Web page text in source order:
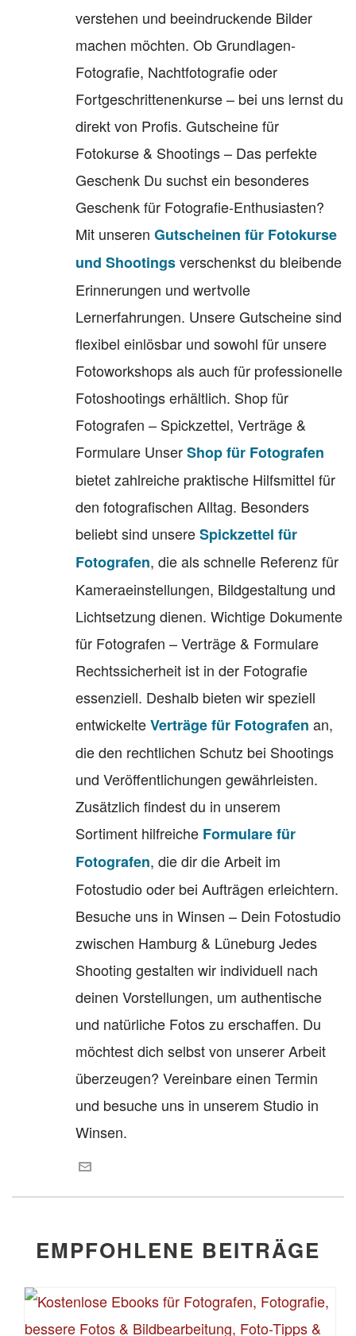
verstehen und beeindruckende Bilder
machen möchten. Ob Grundlagen-
Fotografie, Nachtfotografie oder
Fortgeschrittenenkurse – bei uns lernst du
direkt von Profis. Gutscheine für
Fotokurse & Shootings – Das perfekte
Geschenk Du suchst ein besonderes
Geschenk für Fotografie-Enthusiasten?
Mit unseren Gutscheinen für Fotokurse
und Shootingsverschenkst du bleibende
Erinnerungen und wertvolle
Lernerfahrungen. Unsere Gutscheine sind
flexibel einlösbar und sowohl für unsere
Fotoworkshops als auch für professionelle
Fotoshootings erhältlich. Shop für
Fotografen – Spickzettel, Verträge &
Formulare UnserShop für Fotografen
bietet zahlreiche praktische Hilfsmittel für
den fotografischen Alltag. Besonders
beliebt sind unsereSpickzettel für
Fotografen, die als schnelle Referenz für
Kameraeinstellungen, Bildgestaltung und
Lichtsetzung dienen. Wichtige Dokumente
für Fotografen – Verträge & Formulare
Rechtssicherheit ist in der Fotografie
essenziell. Deshalb bieten wir speziell
entwickelteVerträge für Fotografen an,
die den rechtlichen Schutz bei Shootings
und Veröffentlichungen gewährleisten.
Zusätzlich findest du in unserem
Sortiment hilfreiche Formulare für
Fotografen, die dir die Arbeit im
Fotostudio oder bei Aufträgen erleichtern.
Besuche uns in Winsen – Dein Fotostudio
zwischen Hamburg & Lüneburg Jedes
Shooting gestalten wir individuell nach
deinen Vorstellungen, um authentische
und natürliche Fotos zu erschaffen. Du
möchtest dich selbst von unserer Arbeit
überzeugen? Vereinbare einen Termin
und besuche uns in unserem Studio in
Winsen.
EMPFOHLENE BEITRÄGE